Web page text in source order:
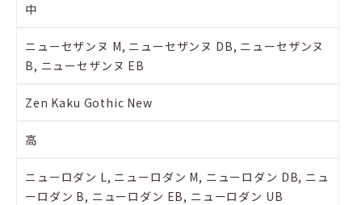
中
ニューセザンヌ M, ニューセザンヌ DB, ニューセザンヌ
B, ニューセザンヌ EB
Zen Kaku Gothic New
高
ニューロダン L, ニューロダン M, ニューロダン DB, ニュ
ーロダン B, ニューロダン EB, ニューロダン UB